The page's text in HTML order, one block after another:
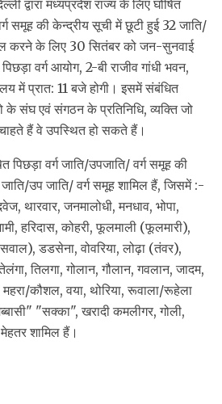
द्वारा मध्यप्रदेश राज्य के लिए घोषित
समूह की केन्द्रीय सूची में छूटी हुई 32 जाति/
करने के लिए 30 सितंबर को जन-सुनवाई
वर्ग आयोग, 2-बी राजीव गांधी भवन,
में प्रात: 11 बजे होगी। इसमें संबंधित
के संघ एवं संगठन के प्रतिनिधि, व्यक्ति जो
हैं वे उपस्थित हो सकते हैं।
पिछड़ा वर्ग जाति/उपजाति/ वर्ग समूह की
उप जाति/ वर्ग समूह शामिल हैं, जिसमें :-
थारवार, जनमालोधी, मनधाव, भोपा,
हरिदास, कोहरी, फूलमाली (फूलमारी),
डडसेना, वोवरिया, लोढ़ा (तंवर),
तिलगा, गोलान, गौलान, गवलान, जादम,
कौशल, वया, थोरिया, रूवाला/रूहेला
"सक्का", खरादी कमलीगर, गोली,
शामिल हैं।